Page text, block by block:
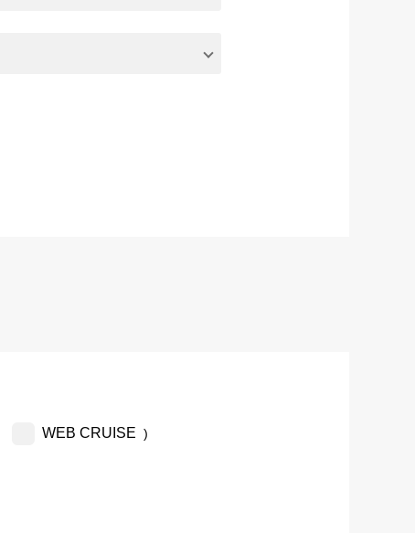
WEB CRUISE )